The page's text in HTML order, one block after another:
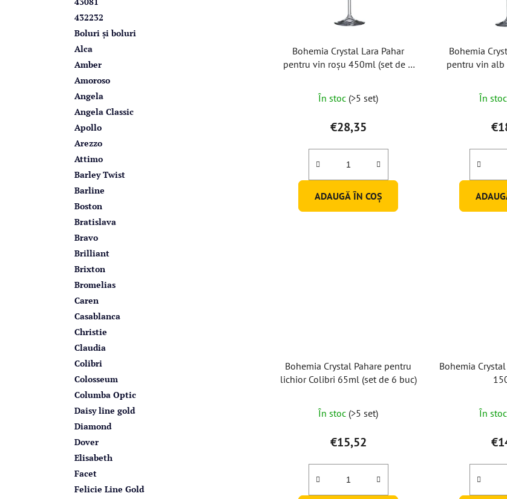
432232
Boluri și boluri
Alca
Amber
Amoroso
Angela
Angela Classic
Apollo
Arezzo
Attimo
Barley Twist
Barline
Boston
Bratislava
Bravo
Brilliant
Brixton
Bromelias
Caren
Casablanca
Christie
Claudia
Colibri
Colosseum
Columba Optic
Daisy line gold
Diamond
Dover
Elisabeth
Facet
Felicie Line Gold
Bohemia Crystal Lara Pahar
pentru vin roșu 450ml (set de 6
În stoc (>5 set)
€28,35
ADAUGĂ ÎN COŞ
Bohemia
pentru vin alb
În stoc
Bohemia Crystal Pahare pentru
lichior Colibri 65ml (set de 6 buc)
În stoc (>5 set)
€15,52
Bohemia
În stoc